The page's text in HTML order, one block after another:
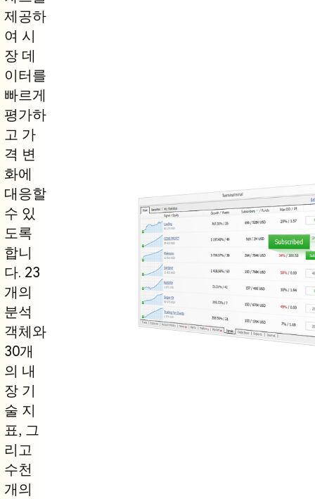
제공하
여 시
장 데
이터를
빠르게
평가하
고 가
격 변
화에
대응할
수 있
도록
합니
다. 23
개의
분석
객체와
30개
의 내
장 기
술 지
표, 그
리고
수천
개의